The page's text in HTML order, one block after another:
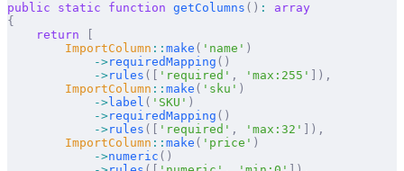
public static function getColumns () :
array
{
    return
        ImportColumn
:: make ( 'name' )
            ->
requiredMapping ()
            ->
rules ([ 'required' , 'max:255'
]),
        ImportColumn
:: make ( 'sku' )
            ->
label ( 'SKU' )
            ->
requiredMapping ()
            ->
rules ([ 'required' , 'max:32'
]),
        ImportColumn
:: make ( 'price' )
            ->
numeric ()